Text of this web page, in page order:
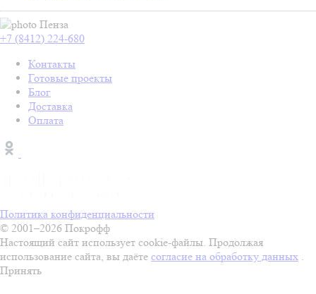
Пенза
+7 (8412) 224-680
Контакты
Готовые проекты
Блог
Доставка
Оплата
Политика конфиденциальности
© 2001–2026 Покрофф
Настоящий сайт использует cookie-файлы. Продолжая
использование сайта, вы даёте согласие на обработку данных .
Принять